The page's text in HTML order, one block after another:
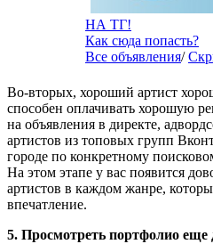
НА ТГ!
Как сюда попасть?
Все объявления/
Во-вторых, хороший артист
способен оплачивать хорошую
на объявления в директе,
артистов из топовых групп
городе по конкретному
На этом этапе у вас появится
артистов в каждом жанре,
впечатление.
5. Просмотреть портфолио еще